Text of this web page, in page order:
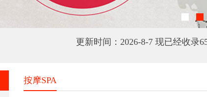
更新时间：2026-8-7 现已经收录
按摩SPA